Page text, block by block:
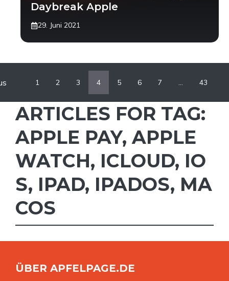
Daybreak Apple
29. Juni 2021
1 2 3 4 5 6 7 … 43
ARTICLES FOR TAG:
APPLE PAY,APPLE
WATCH, ICLOUD, IO
S, IPAD, IPADOS, MA
COS
ÜBER APFELPAGE.DE